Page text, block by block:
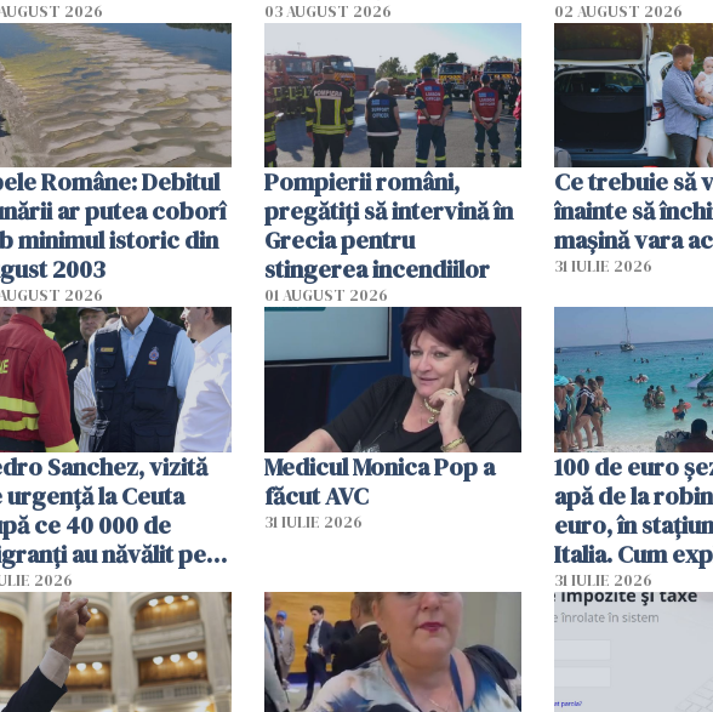
faţă de ziua trecută
2026
România resimte
efectele, deși a plouat
în iulie
03 AUGUST 2026 02 AUGUST 2026
Române: Debitul
ar putea coborî
minimul istoric din
2003
2026
Pompierii români,
pregătiţi să intervină în
Grecia pentru
stingerea incendiilor
01 AUGUST 2026
Ce trebuie să
înainte să
mașină vara
31 IULIE 2026
Sanchez, vizită
urgență la Ceuta
ce 40 000 de
au năvălit pe
spaniol: „Vom
toate
2026
Medicul Monica Pop a
făcut AVC
31 IULIE 2026
100 de euro
apă de la
euro, în
Italia. Cum
autoritățile
31 IULIE 2026